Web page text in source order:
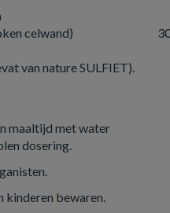
celwand)
van nature SULFIET).
maaltijd met water
dosering.
kinderen bewaren.